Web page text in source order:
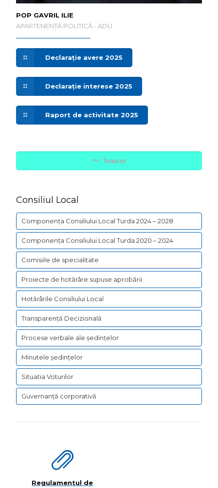
POP GAVRIL ILIE
APARTENENȚĂ POLITICĂ - ADU
Declarație avere 2025
Declarație interese 2025
Raport de activitate 2025
Înapoi
Consiliul Local
Componența Consiliului Local Turda 2024 – 2028
Componența Consiliului Local Turda 2020 – 2024
Comisiile de specialitate
Proiecte de hotărâre supuse aprobării
Hotărârile Consiliului Local
Transparență Decizională
Procese verbale ale ședințelor
Minutele ședințelor
Situatia Voturilor
Guvernanță corporativă
Regulamentul de